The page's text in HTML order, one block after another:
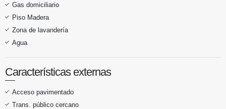
Gas domiciliario
Piso Madera
Zona de lavandería
Agua
Características externas
Acceso pavimentado
Trans. público cercano